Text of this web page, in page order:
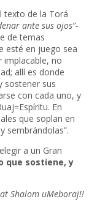
texto de la Torá
ante sus ojos”-
de temas
esté en juego sea
implacable, no
allí es donde
sostener sus
con cada uno, y
En
que soplan en
sembrándolas”.
a un Gran
que sostiene, y
Shalom uMeboraj!!